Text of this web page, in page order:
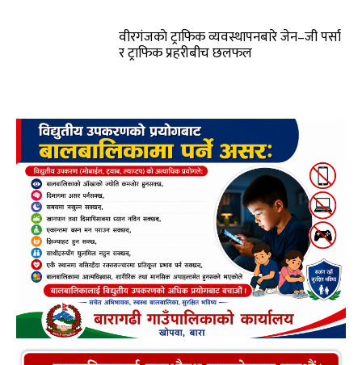
वीरगंजकाे ट्राफिक व्यवस्थापनबारे जेन–जी पर्सा
र ट्राफिक प्रहरीबीच छलफल